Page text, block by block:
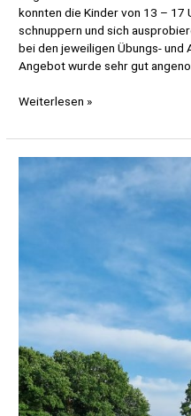
konnten die Kinder von 13 –
schnuppern und sich
bei den jeweiligen Übungs-
Angebot wurde sehr gut
Unser
Aktiv
Tag
Weiterlesen »